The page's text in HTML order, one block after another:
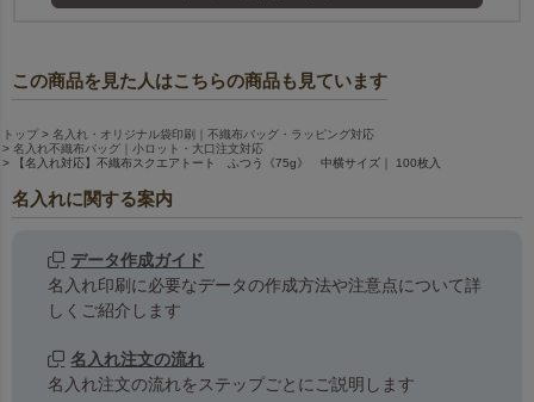
この商品を見た人はこちらの商品も見ています
トップ
名入れ・オリジナル袋印刷｜不織布バッグ・ラッピング対応
名入れ不織布バッグ｜小ロット・大口注文対応
【名入れ対応】不織布スクエアトート ふつう《75g》 中横サイズ｜ 100枚入
名入れに関する案内
データ作成ガイド
名入れ印刷に必要なデータの作成方法や注意点について詳
しくご紹介します
名入れ注文の流れ
名入れ注文の流れをステップごとにご説明します